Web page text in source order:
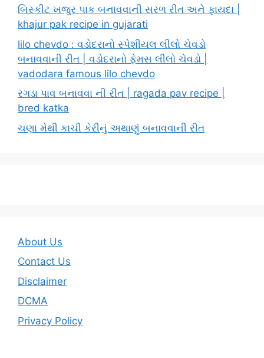
બિસ્કીટ ખજુર પાક બનાવવાની સરળ રીત અને ફાયદા |
khajur pak recipe in gujarati
lilo chevdo : વડોદરાનો સ્પેશીયલ લીલો ચેવડો
બનાવવાની રીત | વડોદરાનો ફેમસ લીલો ચેવડો |
vadodara famous lilo chevdo
રગડા પાવ બનાવવા ની રીત | ragada pav recipe |
bred katka
ચણા મેથી કાચી કેરીનું અથાણું બનાવવાની રીત
About Us
Contact Us
Disclaimer
DCMA
Privacy Policy